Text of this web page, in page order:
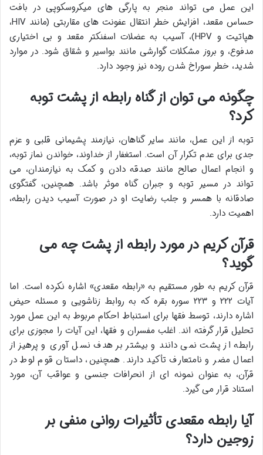
این عمل می تواند منجر به پارگی های میکروسکوپی در بافت
حساس مقعد، افزایش خطر انتقال عفونت های مقاربتی (مانند HIV،
هپاتیت و HPV)، آسیب به عضلات اسفنکتر مقعد و بی اختیاری
مدفوع، و بروز مشکلات گوارشی مانند بواسیر و شقاق شود. در موارد
شدید، خطر سوراخ شدن روده نیز وجود دارد.
چگونه می توان از گناه رابطه از پشت توبه
کرد؟
توبه از این عمل، مانند سایر گناهان، نیازمند پشیمانی قلبی و عزم
جدی برای عدم تکرار آن است. استغفار از خداوند، خواندن نماز توبه،
و انجام اعمال صالح مانند صدقه دادن و کمک به نیازمندان، می
تواند در مسیر توبه و جبران گناه موثر باشد. همچنین، گفتگوی
صادقانه با همسر و جلب رضایت او در صورت آسیب دیدن رابطه،
اهمیت دارد.
قرآن کریم در مورد رابطه از پشت چه می
گوید؟
قرآن کریم به طور مستقیم به «رابطه مقعدی» اشاره نکرده است. اما
آیات ۲۲۲ و ۲۲۳ سوره بقره که به روابط زناشویی و مسئله حیض
اشاره دارند، توسط فقها برای استنباط احکام مربوط به این عمل مورد
تحلیل قرار گرفته اند. اغلب مفسران و فقها، این آیات را مجوزی برای
رابطه از پشت نمی دانند و بیشتر بر هدف نسل آوری و پرهیز از
اعمال مضر و نامتعارف تأکید دارند. همچنین، داستان قوم لوط در
قرآن، به عنوان نمونه ای از انحرافات جنسی و عواقب آن، مورد
استناد قرار می گیرد.
آیا رابطه مقعدی تأثیرات روانی منفی بر
زوجین دارد؟